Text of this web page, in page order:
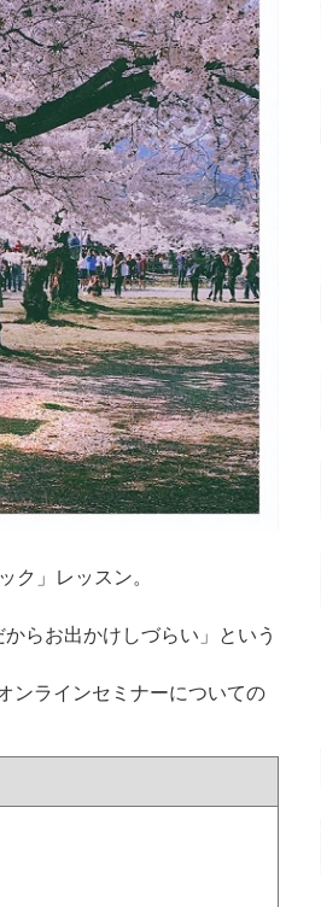
ク」レッスン。
らお出かけしづらい」という
ンラインセミナーについての